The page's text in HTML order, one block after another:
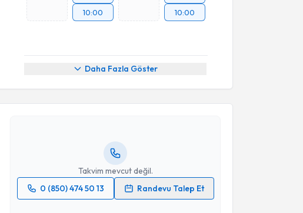
10:00
10:00
Daha Fazla Göster
Takvim mevcut değil.
0 (850) 474 50 13
Randevu Talep Et
Randevu Takvimi Talebi
Dr. Mehmet Celalettin Güneriiçin randevu takvimi
oluşturun. Size bu uzmandan randevu almanız için bir